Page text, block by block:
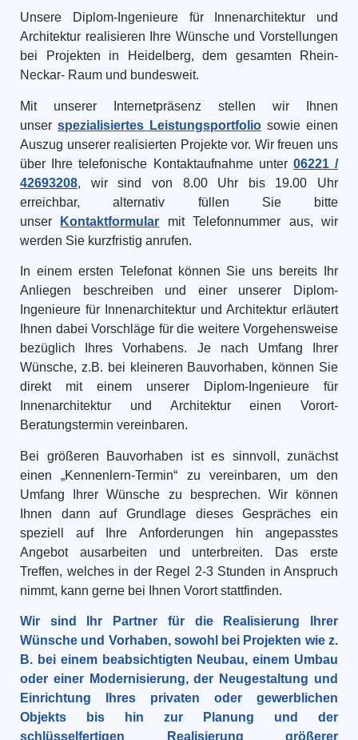
Unsere Diplom-Ingenieure für Innenarchitektur und
Architektur realisieren Ihre Wünsche und Vorstellungen
bei Projekten in Heidelberg, dem gesamten Rhein-
Neckar- Raum und bundesweit.
Mit unserer Internetpräsenz stellen wir Ihnen
unser spezialisiertes Leistungsportfolio sowie einen
Auszug unserer realisierten Projekte vor. Wir freuen uns
über Ihre telefonische Kontaktaufnahme unter 06221 /
42693208, wir sind von 8.00 Uhr bis 19.00 Uhr
erreichbar, alternativ füllen Sie bitte
unser
Kontaktformular mit Telefonnummer aus, wir
werden Sie kurzfristig anrufen.
In einem ersten Telefonat können Sie uns bereits Ihr
Anliegen beschreiben und einer unserer Diplom-
Ingenieure für Innenarchitektur und Architektur erläutert
Ihnen dabei Vorschläge für die weitere Vorgehensweise
bezüglich Ihres Vorhabens. Je nach Umfang Ihrer
Wünsche, z.B. bei kleineren Bauvorhaben, können Sie
direkt mit einem unserer Diplom-Ingenieure für
Innenarchitektur und Architektur einen Vorort-
Beratungstermin vereinbaren.
Bei größeren Bauvorhaben ist es sinnvoll, zunächst
einen „Kennenlern-Termin“ zu vereinbaren, um den
Umfang Ihrer Wünsche zu besprechen. Wir können
Ihnen dann auf Grundlage dieses Gespräches ein
speziell auf Ihre Anforderungen hin angepasstes
Angebot ausarbeiten und unterbreiten. Das erste
Treffen, welches in der Regel 2-3 Stunden in Anspruch
nimmt, kann gerne bei Ihnen Vorort stattfinden.
Wir sind Ihr Partner für die Realisierung Ihrer
Wünsche und Vorhaben, sowohl bei Projekten wie z.
B. bei einem beabsichtigten Neubau, einem Umbau
oder einer Modernisierung, der Neugestaltung und
Einrichtung Ihres privaten oder gewerblichen
Objekts bis hin zur Planung und der
schlüsselfertigen Realisierung größerer